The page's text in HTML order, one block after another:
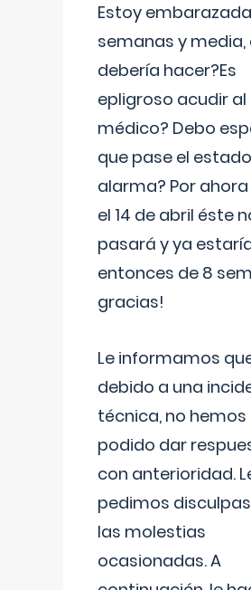
Estoy
semanas y media,
debería hacer?Es
epligroso acudir
médico? Debo
que pase el
alarma? Por
el 14 de abril éste
pasará y ya
entonces de 8
gracias!
Le informamos
debido a una
técnica, no hemos
podido dar
con anterioridad.
pedimos
las molestias
ocasionadas. A